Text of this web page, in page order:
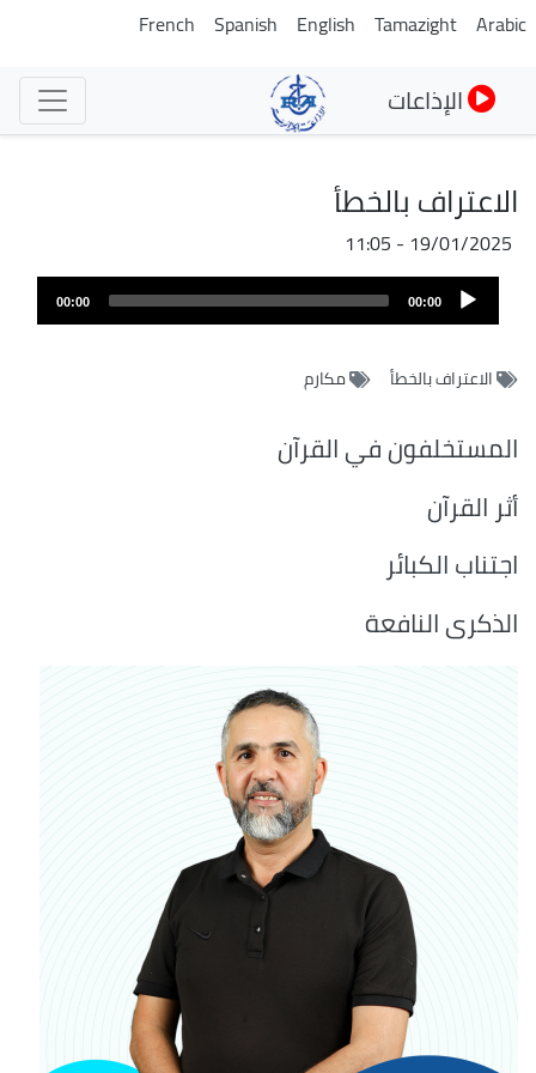
تجاوز
Arabic
Tamazight
English
Spanish
French
الإذاعات
الاعتراف بالخطأ
19/01/2025 - 11:05
Audio
Player
00:00
00:00
الاعتراف بالخطأ مكارم
المستخلفون في القرآن
أثر القرآن
اجتناب الكبائر
الذكرى النافعة